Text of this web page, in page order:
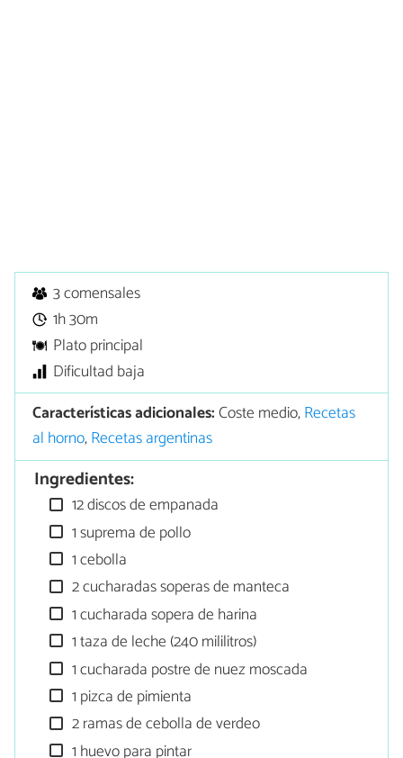
3 comensales
1h 30m
Plato principal
Dificultad baja
Características adicionales:Coste medio,Recetas
al horno,Recetas argentinas
Ingredientes:
12 discos de empanada
1 suprema de pollo
1 cebolla
2 cucharadas soperas de manteca
1 cucharada sopera de harina
1 taza de leche (240 mililitros)
1 cucharada postre de nuez moscada
1 pizca de pimienta
2 ramas de cebolla de verdeo
1 huevo para pintar